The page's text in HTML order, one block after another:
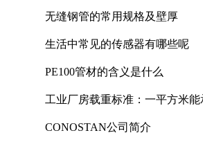
无缝钢管的常用规格及壁厚
生活中常见的传感器有哪些呢
PE100管材的含义是什么
工业厂房载重标准：一平方米
CONOSTAN公司简介